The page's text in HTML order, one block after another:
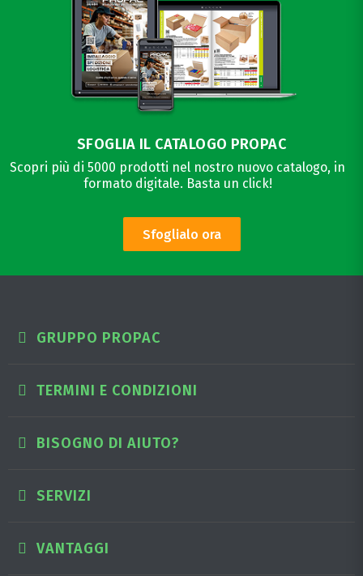
SFOGLIA IL CATALOGO PROPAC
Scopri più di 5000 prodotti nel nostro nuovo catalogo, in
formato digitale. Basta un click!
Sfoglialo ora
GRUPPO PROPAC
TERMINI E CONDIZIONI
BISOGNO DI AIUTO?
SERVIZI
VANTAGGI